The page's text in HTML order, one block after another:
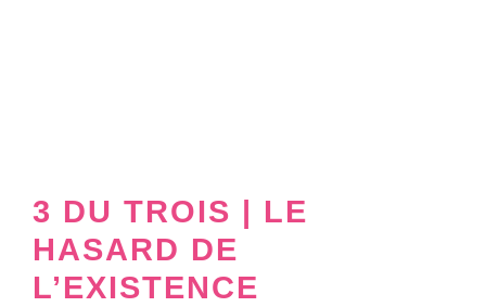
3 DU TROIS | LE
HASARD DE
L’EXISTENCE